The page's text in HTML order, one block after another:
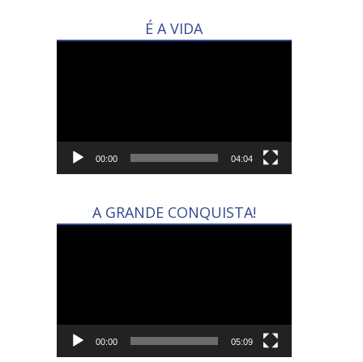
É A VIDA
00:00 04:04
A GRANDE CONQUISTA!
00:00 05:09